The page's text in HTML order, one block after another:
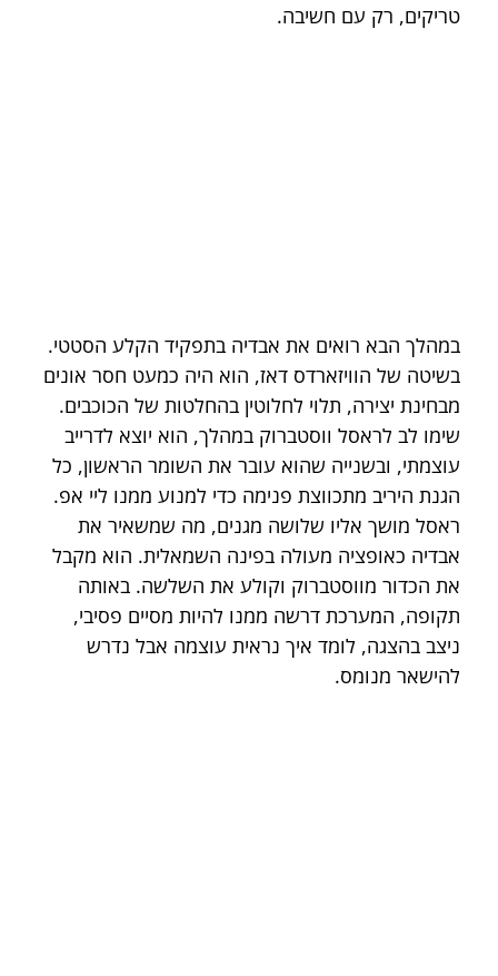
טריקים, רק עם חשיבה.
במהלך הבא רואים את אבדיה בתפקיד הקלע הסטטי.
בשיטה של הוויזארדס דאז, הוא היה כמעט חסר אונים
מבחינת יצירה, תלוי לחלוטין בהחלטות של הכוכבים.
שימו לב לראסל ווסטברוק במהלך, הוא יוצא לדרייב
עוצמתי, ובשנייה שהוא עובר את השומר הראשון, כל
הגנת היריב מתכווצת פנימה כדי למנוע ממנו ליי אפ.
ראסל מושך אליו שלושה מגנים, מה שמשאיר את
אבדיה כאופציה מעולה בפינה השמאלית. הוא מקבל
את הכדור מווסטברוק וקולע את השלשה. באותה
תקופה, המערכת דרשה ממנו להיות מסיים פסיבי,
ניצב בהצגה, לומד איך נראית עוצמה אבל נדרש
להישאר מנומס.